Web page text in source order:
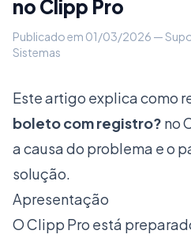
no Clipp Pro
Publicado em 01/03/2026 —
Sistemas
Este artigo explica como
boleto com registro? no
a causa do problema e o
solução.
Apresentação
O Clipp Pro está